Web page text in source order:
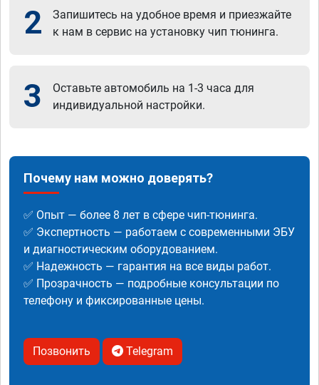
2
Запишитесь на удобное время и приезжайте
к нам в сервис на установку чип тюнинга.
3
Оставьте автомобиль на 1-3 часа для
индивидуальной настройки.
Почему нам можно доверять?
✅ Опыт — более 8 лет в сфере чип-тюнинга.
✅ Экспертность — работаем с современными ЭБУ
и диагностическим оборудованием.
✅ Надежность — гарантия на все виды работ.
✅ Прозрачность — подробные консультации по
телефону и фиксированные цены.
Позвонить Telegram